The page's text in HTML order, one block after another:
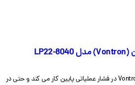
ممبران Vontron ULP22-8040 12100 GPD در فشار عملیاتی پایین کار می کند و حتی در